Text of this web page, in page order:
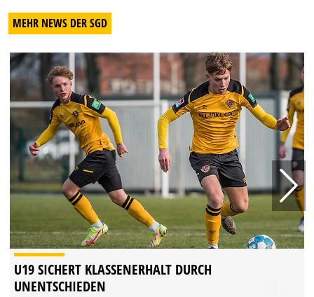
MEHR NEWS DER SGD
U19 SICHERT KLASSENERHALT DURCH
UNENTSCHIEDEN